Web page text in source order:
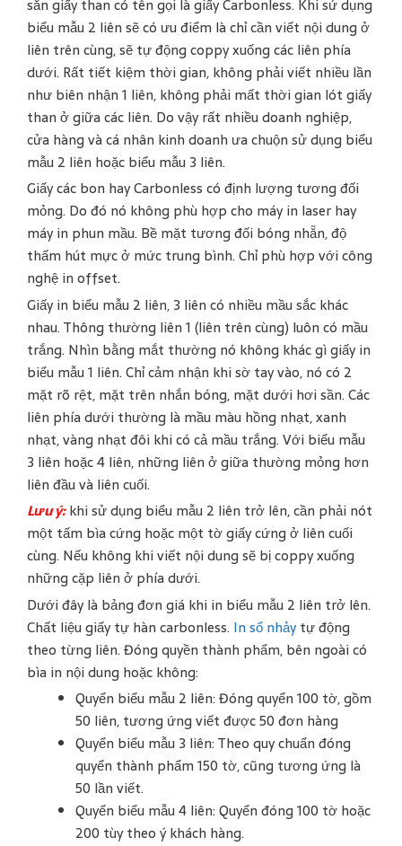
sẵn giấy than có tên gọi là giấy Carbonless. Khi sử dụng
biểu mẫu 2 liên sẽ có ưu điểm là chỉ cần viết nội dung ở
liên trên cùng, sẽ tự động coppy xuống các liên phía
dưới. Rất tiết kiệm thời gian, không phải viết nhiều lần
như biên nhận 1 liên, không phải mất thời gian lót giấy
than ở giữa các liên. Do vậy rất nhiều doanh nghiệp,
cửa hàng và cá nhân kinh doanh ưa chuộn sử dụng biểu
mẫu 2 liên hoặc biểu mẫu 3 liên.
Giấy các bon hay Carbonless có định lượng tương đối
mỏng. Do đó nó không phù hợp cho máy in laser hay
máy in phun mầu. Bề mặt tương đối bóng nhẵn, độ
thấm hút mực ở mức trung bình. Chỉ phù hợp với công
nghệ in offset.
Giấy in biểu mẫu 2 liên, 3 liên có nhiều mầu sắc khác
nhau. Thông thường liên 1 (liên trên cùng) luôn có mầu
trắng. Nhìn bằng mắt thường nó không khác gì giấy in
biểu mẫu 1 liên. Chỉ cảm nhận khi sờ tay vào, nó có 2
mặt rõ rệt, mặt trên nhắn bóng, mặt dưới hơi sần. Các
liên phía dưới thường là mầu màu hồng nhạt, xanh
nhạt, vàng nhạt đôi khi có cả mầu trắng. Với biểu mẫu
3 liên hoặc 4 liên, những liên ở giữa thường mỏng hơn
liên đầu và liên cuối.
Lưu ý:khi sử dụng biểu mẫu 2 liên trở lên, cần phải nót
một tấm bìa cứng hoặc một tờ giấy cứng ở liên cuối
cùng. Nếu không khi viết nội dung sẽ bị coppy xuống
những cặp liên ở phía dưới.
Dưới đây là bảng đơn giá khi in biểu mẫu 2 liên trở lên.
Chất liệu giấy tự hàn carbonless. In số nhảytự động
theo từng liên. Đóng quyền thành phẩm, bên ngoài có
bìa in nội dung hoặc không:
Quyển biểu mẫu 2 liên: Đóng quyển 100 tờ, gồm
50 liên, tương ứng viết được 50 đơn hàng
Quyển biểu mẫu 3 liên: Theo quy chuẩn đóng
quyển thành phẩm 150 tờ, cũng tương ứng là
50 lần viết.
Quyển biểu mẫu 4 liên: Quyển đóng 100 tờ hoặc
200 tùy theo ý khách hàng.